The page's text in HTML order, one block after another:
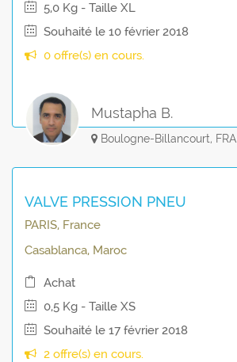
5,0 Kg - Taille XL
Souhaité le 10 février 2018
0 offre(s) en cours.
Mustapha B.
Boulogne-Billancourt, FRA
VALVE PRESSION PNEU
PARIS, France
Casablanca, Maroc
Achat
0,5 Kg - Taille XS
Souhaité le 17 février 2018
2 offre(s) en cours.